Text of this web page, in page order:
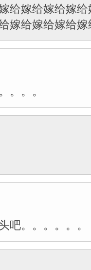
给嫁给嫁给嫁
嫁给嫁给嫁给
。。。
吧。。。。。。